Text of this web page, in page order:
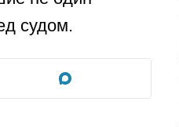
судом.